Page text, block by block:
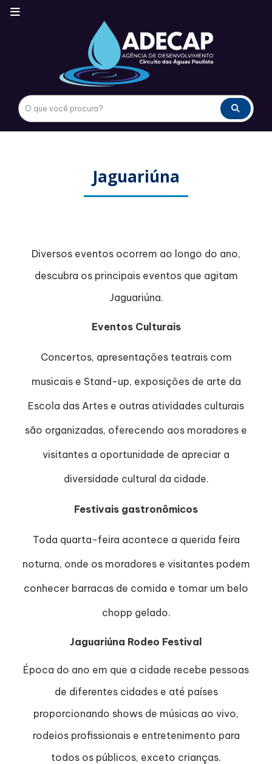
Jaguariúna
Diversos eventos ocorrem ao longo do ano,
descubra os principais eventos que agitam
Jaguariúna.
Eventos Culturais
Concertos, apresentações teatrais com
musicais e Stand-up, exposições de arte da
Escola das Artes e outras atividades culturais
são organizadas, oferecendo aos moradores e
visitantes a oportunidade de apreciar a
diversidade cultural da cidade.
Festivais gastronômicos
Toda quarta-feira acontece a querida feira
noturna, onde os moradores e visitantes podem
conhecer barracas de comida e tomar um belo
chopp gelado.
Jaguariúna Rodeo Festival
Época do ano em que a cidade recebe pessoas
de diferentes cidades e até países
proporcionando shows de músicas ao vivo,
rodeios profissionais e entretenimento para
todos os públicos, exceto crianças.